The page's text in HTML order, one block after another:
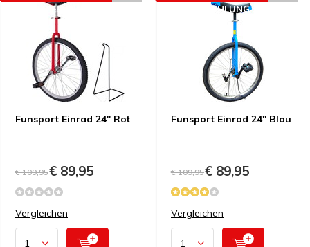
Funsport Einrad 24" Rot
PREISEMPFEHLUNG
€ 109,95€ 89,95
Vergleichen
Funsport Einrad 24" Blau
PREISEMPFEHLUNG
€ 109,95€ 89,95
Vergleichen